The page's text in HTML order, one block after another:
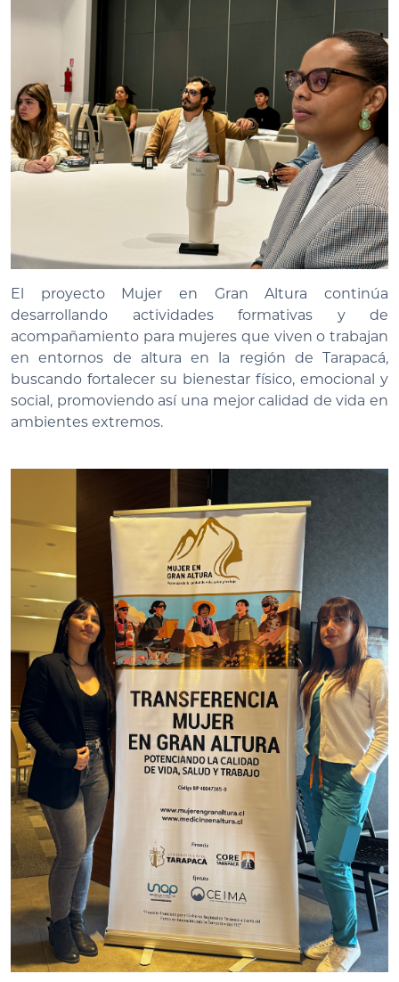
El proyecto Mujer en Gran Altura continúa
desarrollando actividades formativas y de
acompañamiento para mujeres que viven o trabajan
en entornos de altura en la región de Tarapacá,
buscando fortalecer su bienestar físico, emocional y
social, promoviendo así una mejor calidad de vida en
ambientes extremos.